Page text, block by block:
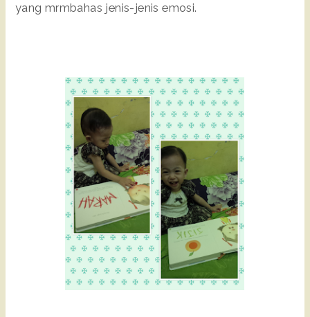
yang mrmbahas jenis-jenis emosi.